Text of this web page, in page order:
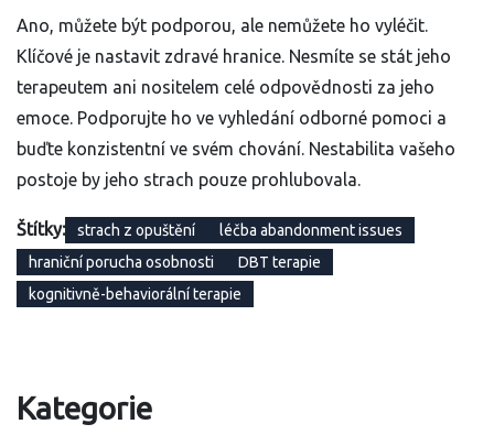
Ano, můžete být podporou, ale nemůžete ho vyléčit.
Klíčové je nastavit zdravé hranice. Nesmíte se stát jeho
terapeutem ani nositelem celé odpovědnosti za jeho
emoce. Podporujte ho ve vyhledání odborné pomoci a
buďte konzistentní ve svém chování. Nestabilita vašeho
postoje by jeho strach pouze prohlubovala.
Štítky: strach z opuštění
léčba abandonment issues
hraniční porucha osobnosti
DBT terapie
kognitivně-behaviorální terapie
Kategorie